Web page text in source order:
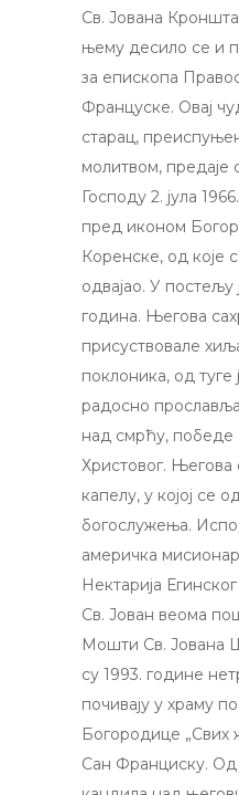
Св. Јована
њему десило се и
за епископа
Француске. Овај
старац,
молитвом, предаје
Господу 2. јула
пред иконом
Коренске, од које
одвајао. У
година. Његова
присуствовале
поклоника, од туге
радосно
над смрћу, победе
Христовог. Његова
капелу, у којој се
богослужења.
америчка
Нектарија
Св. Јован веома
Мошти Св. Јована
су 1993. године
почивају у храму
Богородице „Свих
Сан Франциску. Од